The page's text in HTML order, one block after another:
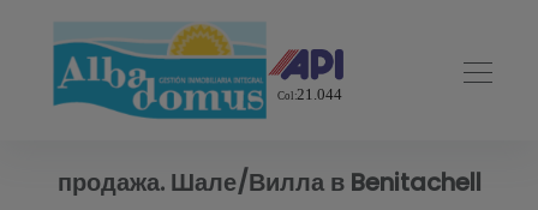
продажа. Шале/Вилла в Benitachell